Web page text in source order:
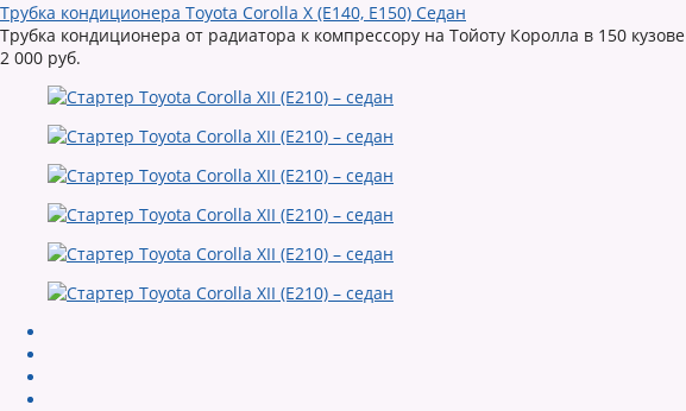
Трубка кондиционера Toyota Corolla X (E140, E150) Седан
Трубка кондиционера от радиатора к компрессору на Тойоту Королла в 150 кузове
2 000 руб.